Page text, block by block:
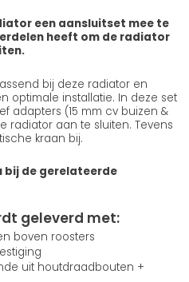
een aansluitset mee te
heeft om de radiator
bij deze radiator en
optimale installatie. In deze set
adapters (15 mm cv buizen &
radiator aan te sluiten. Tevens
kraan bij.
bij de gerelateerde
geleverd met:
boven roosters
uit houtdraadbouten +